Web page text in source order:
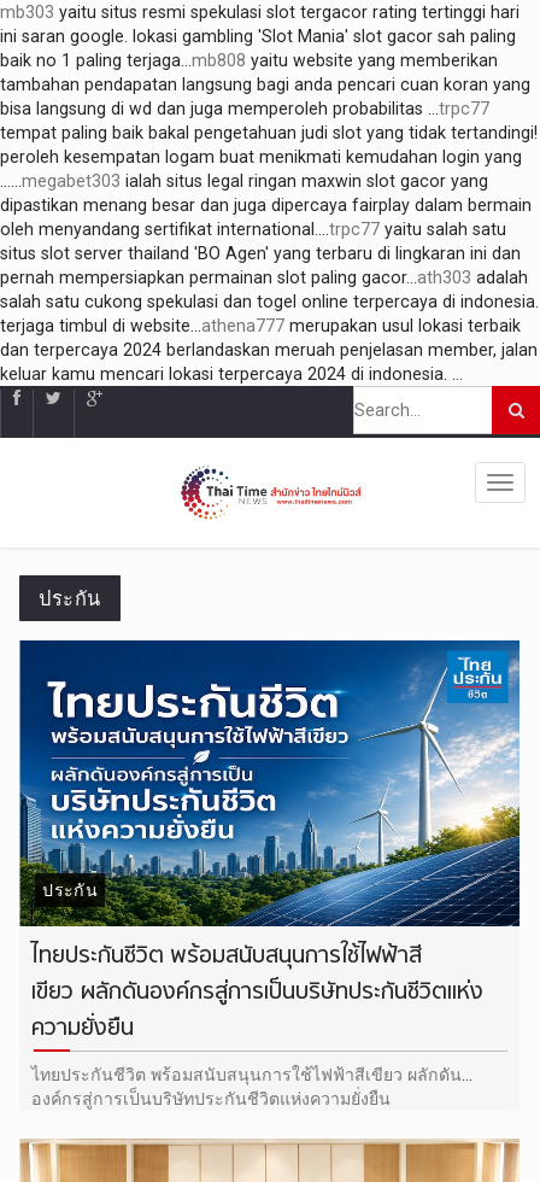
mb303 yaitu situs resmi spekulasi slot tergacor rating tertinggi hari
ini saran google. lokasi gambling 'Slot Mania' slot gacor sah paling
baik no 1 paling terjaga... mb808 yaitu website yang memberikan
tambahan pendapatan langsung bagi anda pencari cuan koran yang
bisa langsung di wd dan juga memperoleh probabilitas ... trpc77
tempat paling baik bakal pengetahuan judi slot yang tidak tertandingi!
peroleh kesempatan logam buat menikmati kemudahan login yang
megabet303 ialah situs legal ringan maxwin slot gacor yang
dipastikan menang besar dan juga dipercaya fairplay dalam bermain
oleh menyandang sertifikat international.... trpc77 yaitu salah satu
situs slot server thailand 'BO Agen' yang terbaru di lingkaran ini dan
pernah mempersiapkan permainan slot paling gacor... ath303 adalah
salah satu cukong spekulasi dan togel online terpercaya di indonesia.
terjaga timbul di website... athena777 merupakan usul lokasi terbaik
dan terpercaya 2024 berlandaskan meruah penjelasan member, jalan
keluar kamu mencari lokasi terpercaya 2024 di indonesia. ...
ประกัน
ประกัน
ไทยประกันชีวิต พร้อมสนับสนุนการใช้ไฟฟ้าสี
เขียว ผลักดันองค์กรสู่การเป็นบริษัทประกันชีวิตแห่ง
ความยั่งยืน
ไทยประกันชีวิต พร้อมสนับสนุนการใช้ไฟฟ้าสีเขียว ผลักดัน
องค์กรสู่การเป็นบริษัทประกันชีวิตแห่งความยั่งยืน